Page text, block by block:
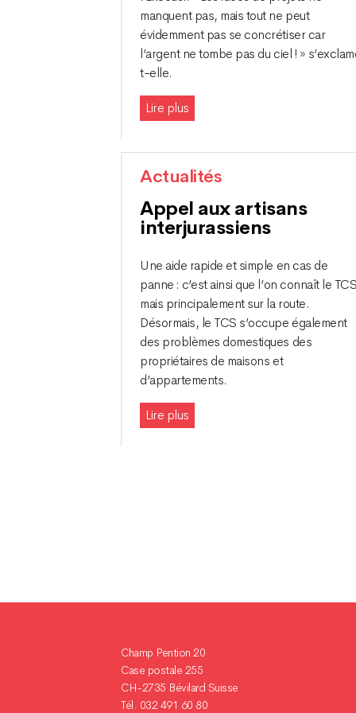
manquent pas, mais tout ne peut
évidemment pas se concrétiser car
l’argent ne tombe pas du ciel ! »
t-elle.
Lire plus
Actualités
Appel aux artisans
interjurassiens
Une aide rapide et simple en cas de
panne : c’est ainsi que l’on connaît le
mais principalement sur la route.
Désormais, le TCS s’occupe également
des problèmes domestiques des
propriétaires de maisons et
d’appartements.
Lire plus
Champ Pention 20
Case postale 255
CH-2735 Bévilard Suisse
Tél. 032 491 60 80